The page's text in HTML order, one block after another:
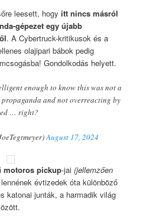
leesett, hogyitt nincs másról
gépezet egy újabb
. A Cybertruck-kritikusok és a
olajipari bábok pedig
Gondolkodás helyett.
enough to know this was not a
and not overreacting by
… right?
August 17, 2024
motoros pickup-jai(jellemzően
évtizedek óta különböző
katonai junták, a harmadik világ